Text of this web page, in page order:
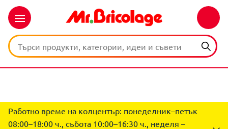
Работно време на колцентър: понеделник–петък
08:00–18:00 ч., събота 10:00–16:30 ч., неделя –